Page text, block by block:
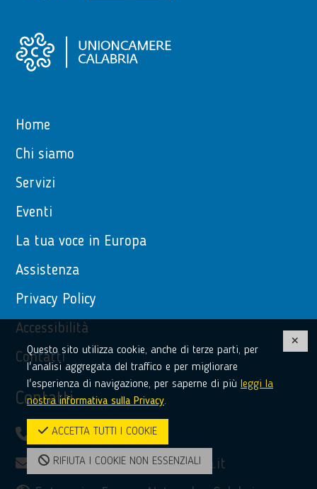
Home
Chi siamo
Servizi
Eventi
La tua voce in Europa
Assistenza
Privacy Policy
Accessibilità
Contatti
Contatti
(+39) 0968 51481
bridge@unioncamere-calabria.it
Questo sito utilizza cookie, anche di terze parti, per
l'analisi aggregata del traffico e per migliorare
l'esperienza di navigazione, per saperne di più leggi la
nostrainformativa sulla Privacy.
ACCETTA TUTTI I COOKIE
RIFIUTA I COOKIE NON ESSENZIALI